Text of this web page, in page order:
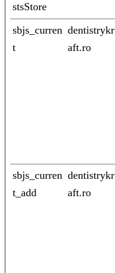
stsStore
sbjs_curren
t
dentistrykr
aft.ro
sbjs_curren
t_add
dentistrykr
aft.ro